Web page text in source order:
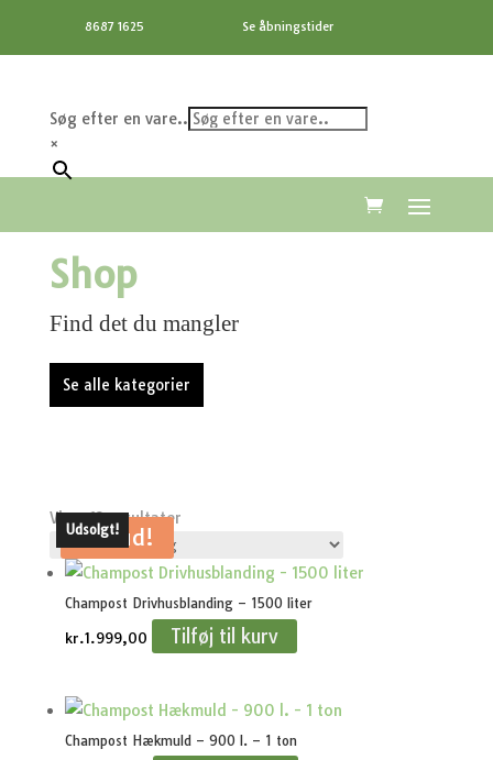
8687 1625 Se åbningstider
Søg efter en vare..
×
Shop
Find det du mangler
Se alle kategorier
Viser 12 resultater
Champost Drivhusblanding – 1500 liter
kr.1.999,00 Tilføj til kurv
Champost Hækmuld – 900 l. – 1 ton
Tilbud!
Udsolgt!
Udsolgt!